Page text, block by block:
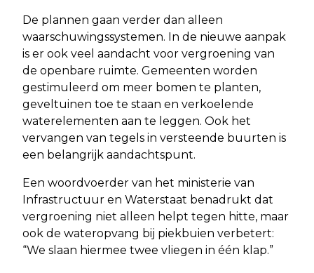
De plannen gaan verder dan alleen
waarschuwingssystemen. In de nieuwe aanpak
is er ook veel aandacht voor vergroening van
de openbare ruimte. Gemeenten worden
gestimuleerd om meer bomen te planten,
geveltuinen toe te staan en verkoelende
waterelementen aan te leggen. Ook het
vervangen van tegels in versteende buurten is
een belangrijk aandachtspunt.
Een woordvoerder van het ministerie van
Infrastructuur en Waterstaat benadrukt dat
vergroening niet alleen helpt tegen hitte, maar
ook de wateropvang bij piekbuien verbetert:
“We slaan hiermee twee vliegen in één klap.”